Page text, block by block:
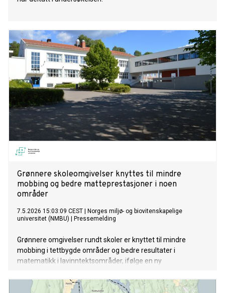
Grønnere skoleomgivelser knyttes til mindre
mobbing og bedre matteprestasjoner i noen
områder
7.5.2026 15:03:09 CEST
Norges miljø- og biovitenskapelige
universitet (NMBU)
Pressemelding
Grønnere omgivelser rundt skoler er knyttet til mindre
mobbing i tettbygde områder og bedre resultater i
matematikk i lavinntektsområder, ifølge en ny
grunnskolen.